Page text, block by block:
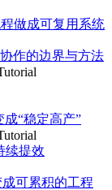
做成可复用系统
协作的边界与方法
成“稳定高产”
续提效
成可累积的工程